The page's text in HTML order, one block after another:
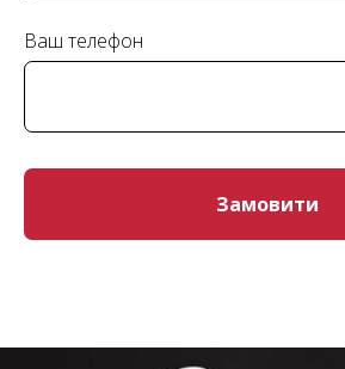
Ваш телефон
Замовити